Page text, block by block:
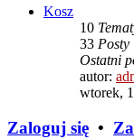
Kosz
10
33 Posty
Ostatni
autor:
wtorek,
Zaloguj się •